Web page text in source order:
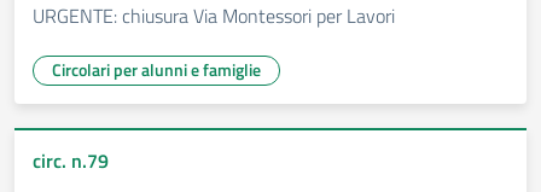
URGENTE: chiusura Via Montessori per Lavori
Circolari per alunni e famiglie
circ. n.79